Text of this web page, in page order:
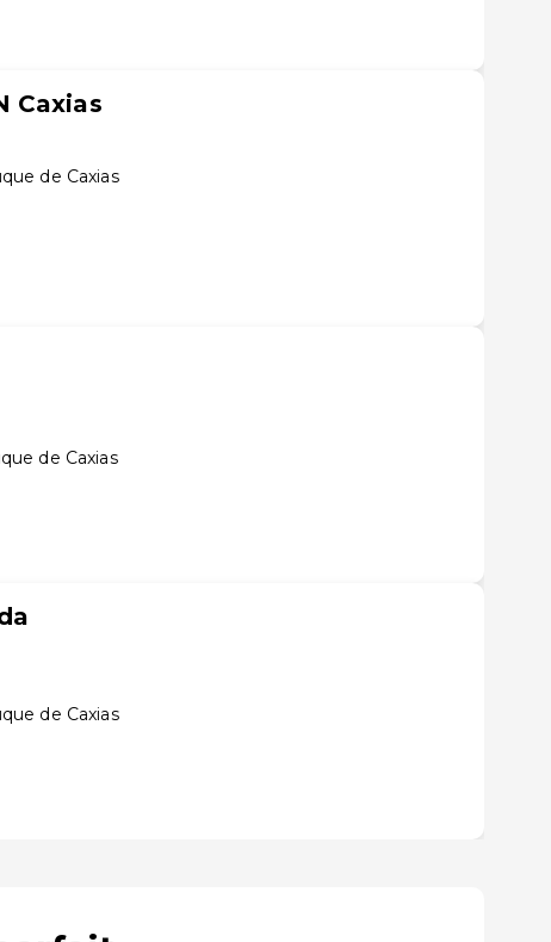
Caxias
de Caxias
de Caxias
de Caxias